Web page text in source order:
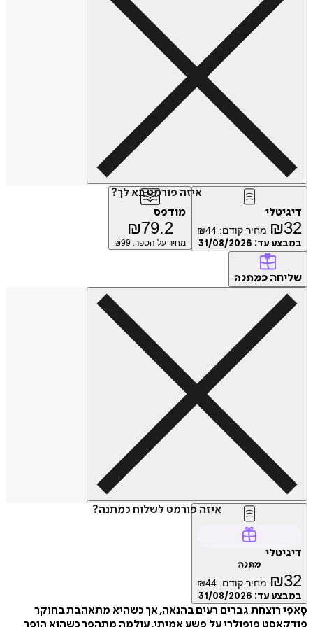
איזה פורמט בא לך?
₪ מחיר קודם: ₪44
עד:31/08/2026
מודפס
₪79.2
מחיר על הספר: ₪99
כמתנה
איזה פורמט לשלוח כמתנה?
₪ מחיר קודם: ₪44
עד:31/08/2026
רוצחת גברים רעים בהנאה, אך כשהיא מתאהבת בחוקר